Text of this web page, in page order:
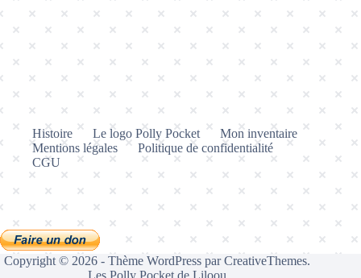
Histoire Le logo Polly Pocket
Mon inventaire
Mentions légales
Politique de confidentialité
CGU
Copyright © 2026 - Thème WordPress parCreativeThemes.
Les Polly Pocket de Liloou.